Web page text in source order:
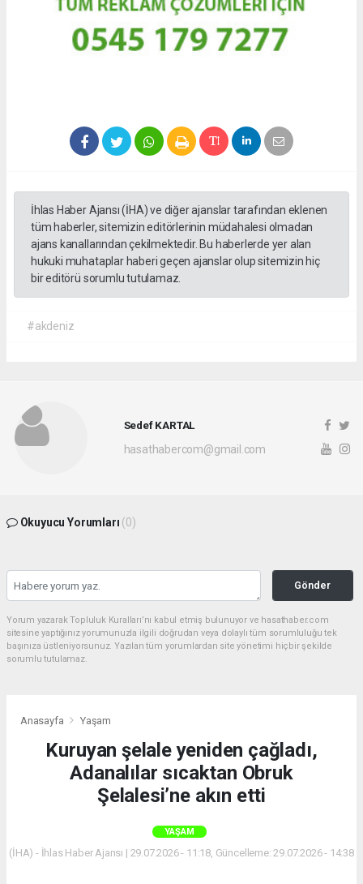
İhlas Haber Ajansı (İHA) ve diğer ajanslar tarafından eklenen
tüm haberler, sitemizin editörlerinin müdahalesi olmadan
ajans kanallarından çekilmektedir. Bu haberlerde yer alan
hukuki muhataplar haberi geçen ajanslar olup sitemizin hiç
bir editörü sorumlu tutulamaz.
#akdeniz
Sedef KARTAL
hasathabercom@gmail.com
Okuyucu Yorumları (0)
Gönder
Yorum yazarak Topluluk Kuralları’nı kabul etmiş bulunuyor ve hasathaber.com
sitesine yaptığınız yorumunuzla ilgili doğrudan veya dolaylı tüm sorumluluğu tek
başınıza üstleniyorsunuz. Yazılan tüm yorumlardan site yönetimi hiçbir şekilde
sorumlu tutulamaz.
Anasayfa Yaşam
Kuruyan şelale yeniden çağladı,
Adanalılar sıcaktan Obruk
Şelalesi’ne akın etti
YAŞAM
(İHA) - İhlas Haber Ajansı | 29.07.2026 - 11:18, Güncelleme: 29.07.2026 - 14:38